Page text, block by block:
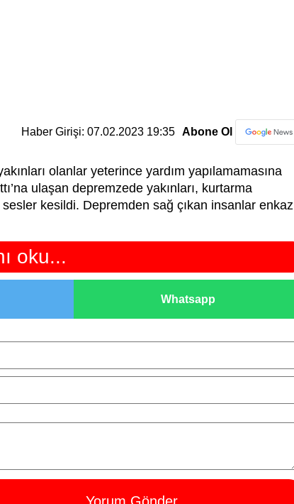
Haber Girişi: 07.02.2023 19:35 Abone Ol
olanlar yeterince yardım yapılamamasına
ulaşan depremzede yakınları, kurtarma
kesildi. Depremden sağ çıkan insanlar enkaz
oku...
Whatsapp